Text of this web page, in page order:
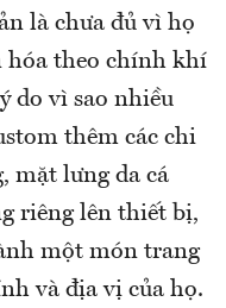
là chưa đủ vì họ
hóa theo chính khí
do vì sao nhiều
thêm các chi
mặt lưng da cá
riêng lên thiết bị,
một món trang
và địa vị của họ.